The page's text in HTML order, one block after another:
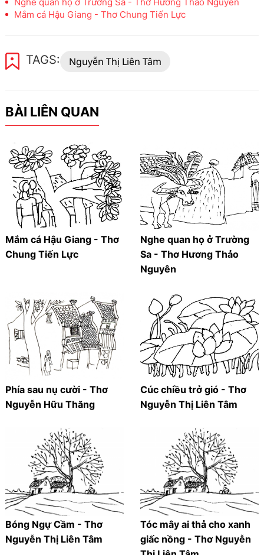
Mắm cá Hậu Giang - Thơ Chung Tiến Lực
TAGS: Nguyễn Thị Liên Tâm
BÀI LIÊN QUAN
Mắm cá Hậu Giang - Thơ
Chung Tiến Lực
Nghe quan họ ở Trường
Sa - Thơ Hương Thảo
Nguyên
Phía sau nụ cười - Thơ
Nguyễn Hữu Thăng
Cúc chiều trở gió - Thơ
Nguyễn Thị Liên Tâm
Bóng Ngự Cầm - Thơ
Nguyễn Thị Liên Tâm
Tóc mây ai thả cho xanh
giấc nồng - Thơ Nguyễn